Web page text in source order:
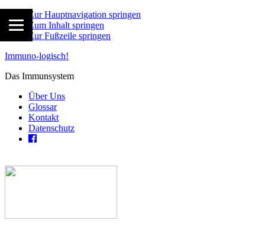
Zur Hauptnavigation springen
Zum Inhalt springen
Zur Fußzeile springen
Immuno-logisch!
Das Immunsystem
Über Uns
Glossar
Kontakt
Datenschutz